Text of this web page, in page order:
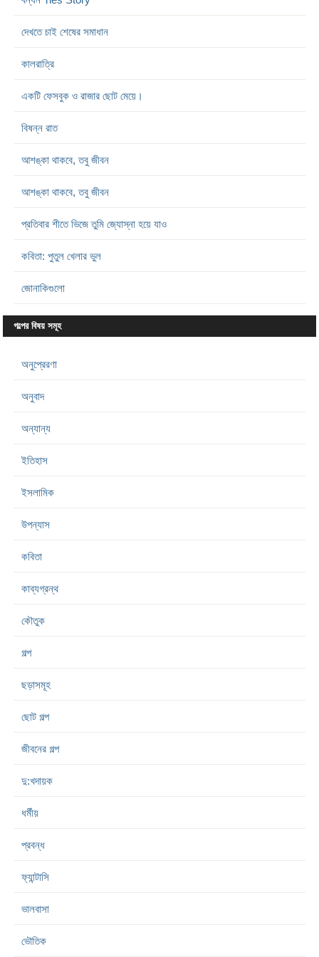
দেখতে চাই শেষের সমাধান
কালরাত্রি
একটি ফেসবুক ও রাজার ছোট মেয়ে।
বিষন্ন রাত
আশঙ্কা থাকবে, তবু জীবন
আশঙ্কা থাকবে, তবু জীবন
প্রতিবার শীতে ভিজে তুমি জ্যোস্না হয়ে যাও
কবিতা: পুতুল খেলার ভুল
জোনাকিগুলো
গল্পের বিষয় সমূহ
অনুপ্রেরণা
অনুবাদ
অন্যান্য
ইতিহাস
ইসলামিক
উপন্যাস
কবিতা
কাব্যগ্রন্থ
কৌতুক
গল্প
ছড়াসমূহ
ছোট গল্প
জীবনের গল্প
দু:খদায়ক
ধর্মীয়
প্রবন্ধ
ফ্যান্টাসি
ভালবাসা
ভৌতিক